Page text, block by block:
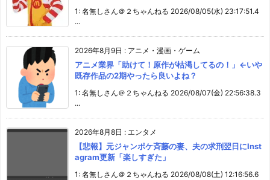
1: 名無しさん＠２ちゃんねる 2026/08/05(水) 23:17:51.4
...
2026年8月9日 : アニメ・漫画・ゲーム
アニメ業界「助けて！原作が枯渇してるの！」←いや
既存作品の2期やったら良いよね？
1: 名無しさん＠２ちゃんねる 2026/08/07(金) 22:56:38.3
...
2026年8月8日 : エンタメ
【悲報】元ジャンポケ斉藤の妻、夫の求刑翌日にInst
agram更新「楽しすぎた」
1: 名無しさん＠２ちゃんねる 2026/08/08(土) 12:16:56.6